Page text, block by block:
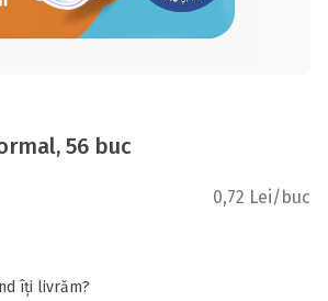
56 buc
0,72 Lei/buc
îți livrăm?